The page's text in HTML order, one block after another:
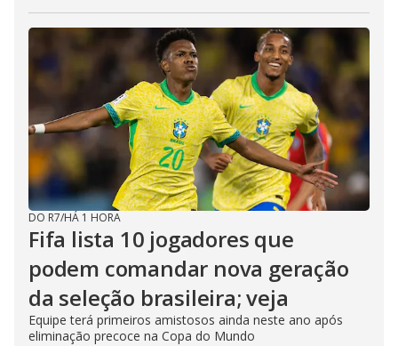
DO R7/HÁ 1 HORA
Fifa lista 10 jogadores que
podem comandar nova geração
da seleção brasileira; veja
Equipe terá primeiros amistosos ainda neste ano após
eliminação precoce na Copa do Mundo